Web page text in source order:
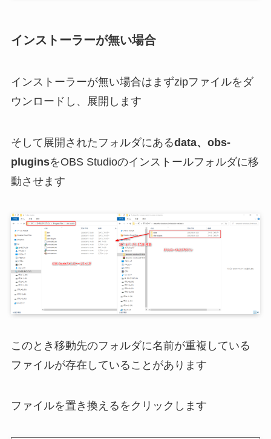
インストーラーが無い場合
インストーラーが無い場合はまずzipファイルをダ
ウンロードし、展開します
そして展開されたフォルダにあるdata、obs-
pluginsをOBS Studioのインストールフォルダに移
動させます
このとき移動先のフォルダに名前が重複している
ファイルが存在していることがあります
ファイルを置き換えるをクリックします